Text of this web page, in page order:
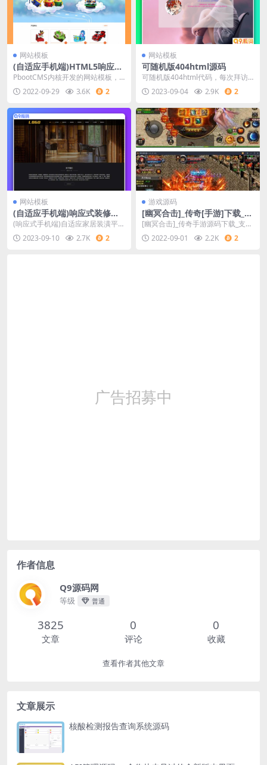
网站模板
(自适应手机端)HTML5响应式
玩具游乐设施网站源码 儿童乐
园玩具批发制造类企业网站pb
ootcms模板
PbootCMS内核开发的网站模板，
该模板适用于游乐设施网站、玩具
批发网站等企业
2022-09-29 3.6K 2
网站模板
可随机版404html源码
可随机版404html代码，每次拜访
都没有一样。可随机笔墨跟图像
等。上传即可
2023-09-04 2.9K 2
网站模板
(自适应手机端)响应式装修设
计类网站源码 家居装饰网站p
(响应式手机端)自适应家居装潢平台
pbootcms范例 装修设计类平台代
码下载P...
2023-09-10 2.7K 2
游戏源码
[幽冥合击]_传奇[手游]下载_支
撑外网搭建教程_效劳器打包开
[幽冥合击]_传奇手游源码下载_支持
外网搭建教程_服务器打包开服版幽
冥合击传奇手
2022-09-01 2.2K 2
作者信息
Q9源码网
等级 普通
3825
文章
0
评论
0
收藏
查看作者其他文章
文章展示
核酸检测报告查询系统源码